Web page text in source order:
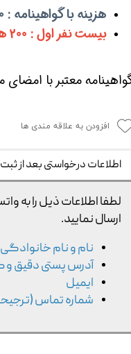
هزینه با گواهینامه : 700 هزار تومان
بیست نفر اول : 200 هزار تومان
معتبر با
افزودن به علاقه مندی ها
اطلاعات درخواستی بعد از
لطفا اطلاعات ذیل را به
ارسال نمایید.
نام و نام
آدرس پستی دقیق و
ایمیل
شماره تماس